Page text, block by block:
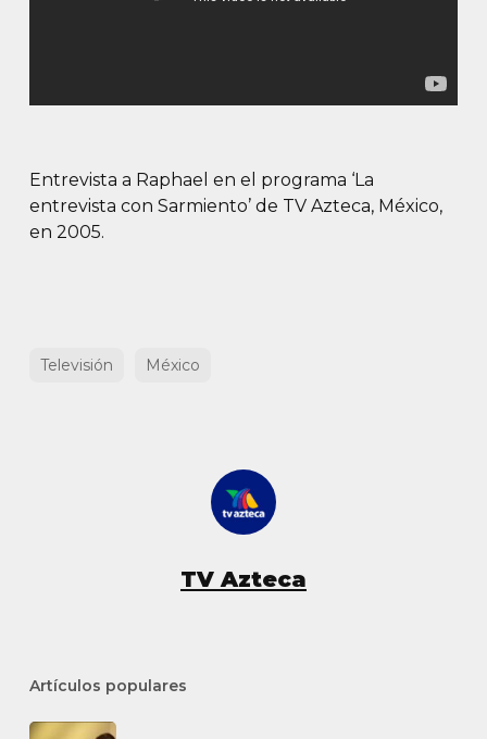
Entrevista a Raphael en el programa ‘La
entrevista con Sarmiento’ de TV Azteca, México,
en 2005.
Televisión México
TV Azteca
Artículos populares